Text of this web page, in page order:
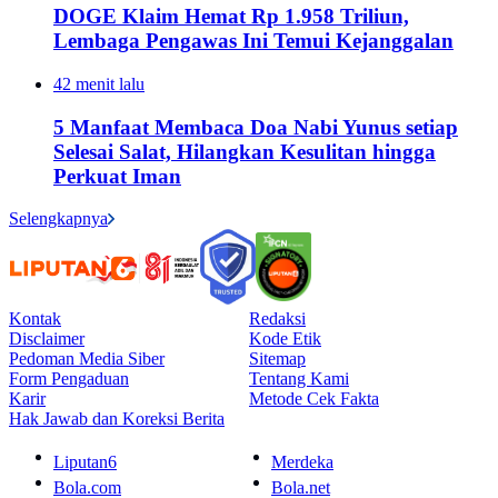
DOGE Klaim Hemat Rp 1.958 Triliun,
Lembaga Pengawas Ini Temui Kejanggalan
42 menit lalu
5 Manfaat Membaca Doa Nabi Yunus setiap
Selesai Salat, Hilangkan Kesulitan hingga
Perkuat Iman
Selengkapnya
Kontak
Redaksi
Disclaimer
Kode Etik
Pedoman Media Siber
Sitemap
Form Pengaduan
Tentang Kami
Karir
Metode Cek Fakta
Hak Jawab dan Koreksi Berita
Liputan6
Merdeka
Bola.com
Bola.net